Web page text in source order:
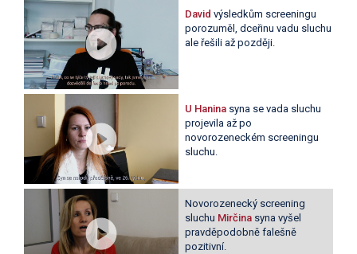
David výsledkům screeningu
porozuměl, dceřinu vadu sluchu
ale řešili až později.
U Haninasyna se vada sluchu
projevila až po
novorozeneckém screeningu
sluchu.
Novorozenecký screening
sluchu Mirčinasyna vyšel
pravděpodobně falešně
pozitivní.